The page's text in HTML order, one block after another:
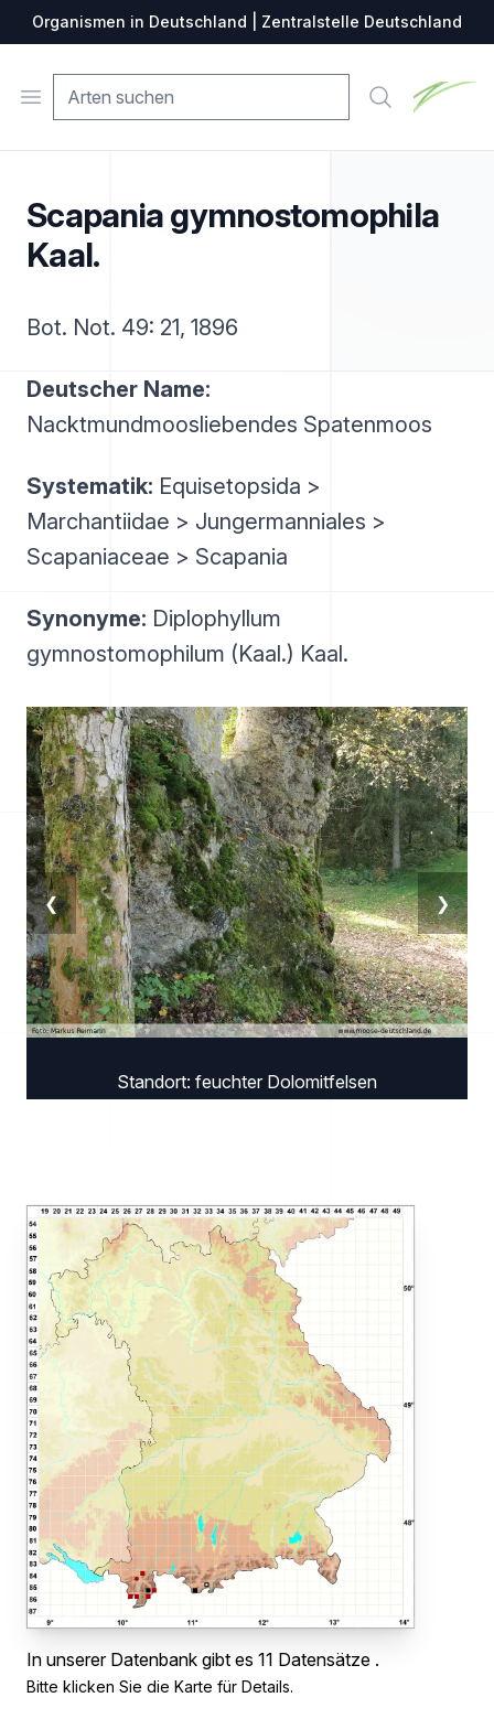
Organismen in Deutschland | Zentralstelle Deutschland
Open menu Suche
Scapania gymnostomophila
Kaal.
Bot. Not. 49: 21, 1896
Deutscher Name:
Nacktmundmoosliebendes Spatenmoos
Systematik: Equisetopsida >
Marchantiidae > Jungermanniales >
Scapaniaceae > Scapania
Synonyme: Diplophyllum
gymnostomophilum (Kaal.) Kaal.
Standort: feuchter Dolomitfelsen
❮ ❯
In unserer Datenbank gibt es 11 Datensätze .
Bitte klicken Sie die Karte für Details.